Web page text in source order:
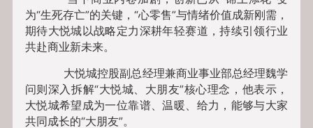
为“生死存亡”的关键，“心零售”与情绪价值成新刚需，
期待大悦城以战略定力深耕年轻赛道，持续引领行业
共赴商业新未来。
大悦城控股副总经理兼商业事业部总经理魏学
问则深入拆解“大悦城、大朋友”核心理念，他表示，
大悦城希望成为一位靠谱、温暖、给力，能够与大家
共同成长的“大朋友”。